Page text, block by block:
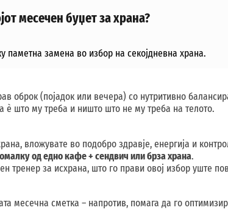
месечен буџет за храна?
паметна замена во избор на секојдневна храна.
оброк (појадок или вечера) со нутритивно
ѐ што му треба и ништо што не му треба на телото.
вложувате во подобро здравје, енергија и
од едно кафе + сендвич или брза храна.
тренер за исхрана, што го прави овој избор уште
месечна сметка – напротив, помага да го